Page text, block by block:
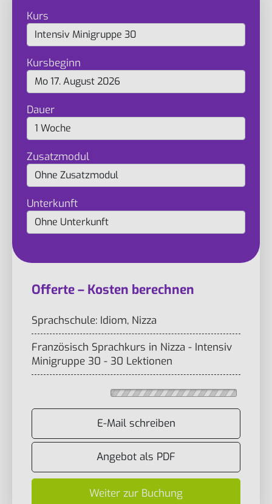
Kurs
Kursbeginn
Dauer
Zusatzmodul
Unterkunft
Offerte – Kosten berechnen
Sprachschule: Idiom, Nizza
Französisch Sprachkurs in Nizza - Intensiv
Minigruppe 30 - 30 Lektionen
E-Mail schreiben
Angebot als PDF
Weiter zur Buchung